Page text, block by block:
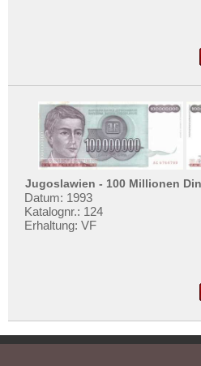
Jugoslawien - 100 Millionen
Datum: 1993
Katalognr.: 124
Erhaltung: VF